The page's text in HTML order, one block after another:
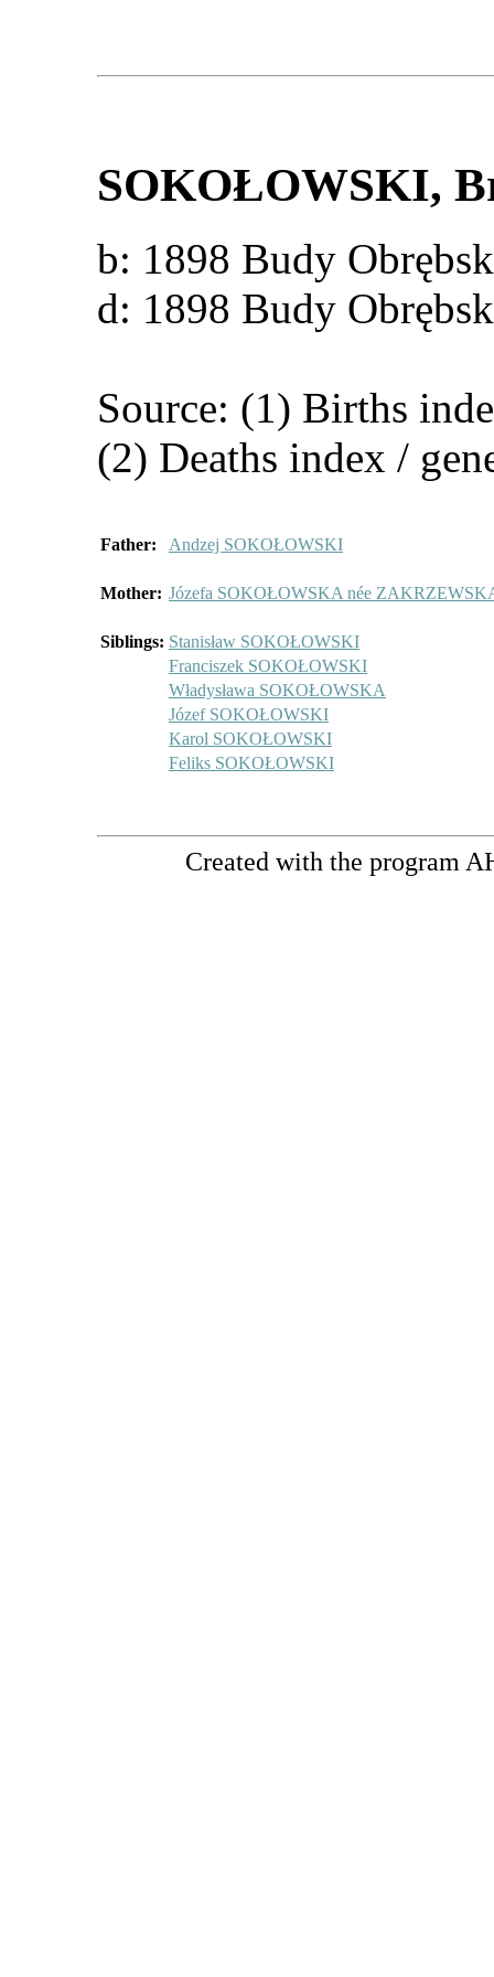
SOKOŁOWSKI,
b: 1898 Budy
d: 1898 Budy
Source: (1) Births
(2) Deaths index /
Father: Andzej SOKOŁOWSKI
Mother: Józefa SOKOŁOWSKA née
Siblings: Stanisław SOKOŁOWSKI
Franciszek SOKOŁOWSKI
Władysława SOKOŁOWSKA
Józef SOKOŁOWSKI
Karol SOKOŁOWSKI
Feliks SOKOŁOWSKI
Created with the program